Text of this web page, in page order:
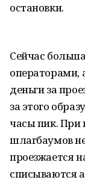
остановки.
Сейчас
операторами,
деньги за
за этого
часы пик. При
шлагбаумов
проезжается
списываются